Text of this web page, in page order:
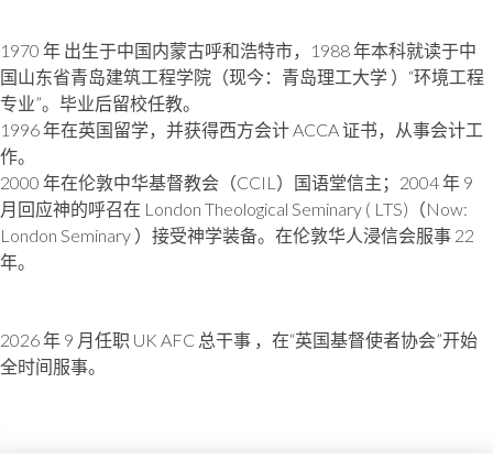
1970 年 出生于中国内蒙古呼和浩特市，1988 年本科就读于中
国山东省青岛建筑工程学院（现今：青岛理工大学 ）“环境工程
专业”。毕业后留校任教。
1996 年在英国留学，并获得西方会计 ACCA 证书，从事会计工
作。
2000 年在伦敦中华基督教会（CCIL）国语堂信主；2004 年 9
月回应神的呼召在 London Theological Seminary ( LTS)（Now:
London Seminary ） 接受神学装备。在伦敦华人浸信会服事 22
年。
2026 年 9 月任职 UK AFC 总干事 ，在“英国基督使者协会”开始
全时间服事。